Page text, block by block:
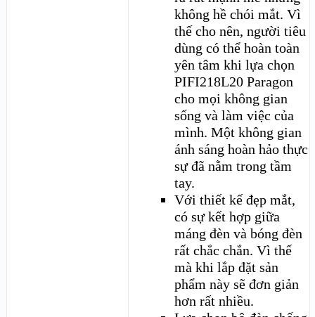
không hề chói mắt. Vì
thế cho nên, người tiêu
dùng có thể hoàn toàn
yên tâm khi lựa chọn
PIFI218L20 Paragon
cho mọi không gian
sống và làm việc của
mình. Một không gian
ánh sáng hoàn hảo thực
sự đã nằm trong tầm
tay.
Với thiết kế đẹp mắt,
có sự kết hợp giữa
máng đèn và bóng đèn
rất chắc chắn. Vì thế
mà khi lắp đặt sản
phẩm này sẽ đơn giản
hơn rất nhiều.